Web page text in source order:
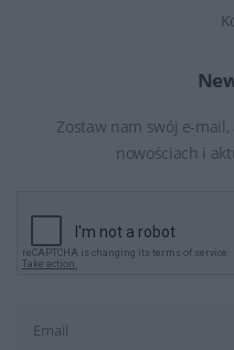
Zostaw nam swój e-
nowościach i